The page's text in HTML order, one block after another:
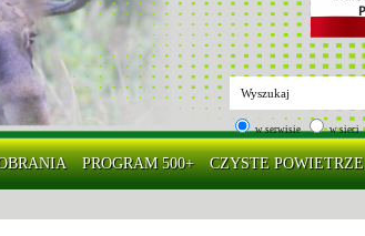
w serwisie w sieci
PROGRAM 500+ CZYSTE POWIETRZE